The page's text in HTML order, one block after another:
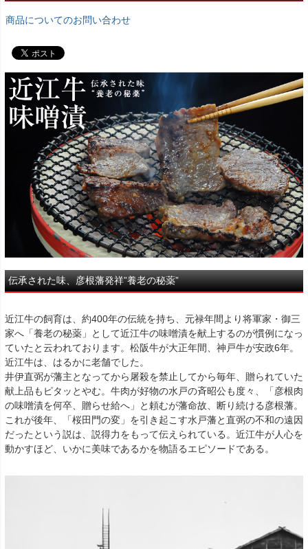
商品についてのお問い合わせ
伝承された味、彦根藩発祥”養老の秘薬”
近江牛の飼育は、約400年の伝統を持ち、元禄年間より将軍家・御三
家へ「養老の秘薬」として近江牛の味噌漬を献上するのが慣例になっ
ていたと云われております。松阪牛が大正年間、神戸牛が安政6年。
近江牛は、はるかに老舗でした。
井伊直弼が藩主となってから屠殺を禁止してから毎年、贈られていた
献上品もピタッとやむ。牛肉が好物の水戸の斉昭公も度々、「彦根肉
の味噌漬を何卒、贈らせ給へ」と頼むが藩命故、断り続ける彦根藩。
これが後年、「桜田門の変」を引き起こす水戸藩と直弼の不和の遠因
だったという説は、説得力をもって伝えられている。近江牛が人心を
動かすほど、いかに美味であるかを物語るエピソードである。